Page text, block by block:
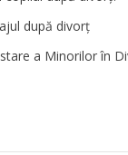
după divorț
a Minorilor în